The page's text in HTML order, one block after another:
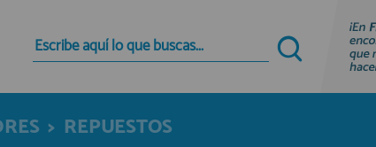
Quiero registrarme
Nuevo cliente
Al crear una cuenta en francobordo.com podrás
> REPUESTOS